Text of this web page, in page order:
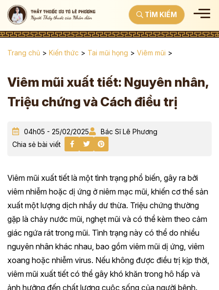
TÌM KIẾM
Trang chủ > Kiến thức > Tai mũi họng > Viêm mũi >
Viêm mũi xuất tiết: Nguyên nhân,
Triệu chứng và Cách điều trị
04h05 - 25/02/2025
Bác Sĩ Lê Phương
Chia sẻ bài viết
Viêm mũi xuất tiết là một tình trạng phổ biến, gây ra bởi
viêm nhiễm hoặc dị ứng ở niêm mạc mũi, khiến cơ thể sản
xuất một lượng dịch nhầy dư thừa. Triệu chứng thường
gặp là chảy nước mũi, nghẹt mũi và có thể kèm theo cảm
giác ngứa rát trong mũi. Tình trạng này có thể do nhiều
nguyên nhân khác nhau, bao gồm viêm mũi dị ứng, viêm
xoang hoặc nhiễm virus. Nếu không được điều trị kịp thời,
viêm mũi xuất tiết có thể gây khó khăn trong hô hấp và
ảnh hưởng đến chất lượng cuộc sống của người bệnh.